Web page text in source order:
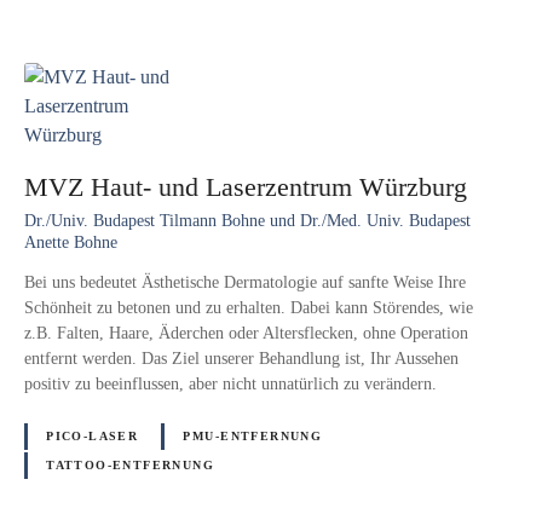
MVZ Haut- und Laserzentrum Würzburg
Dr./Univ. Budapest Tilmann Bohne und Dr./Med. Univ. Budapest
Anette Bohne
Bei uns bedeutet Ästhetische Dermatologie auf sanfte Weise Ihre
Schönheit zu betonen und zu erhalten. Dabei kann Störendes, wie
z.B. Falten, Haare, Äderchen oder Altersflecken, ohne Operation
entfernt werden. Das Ziel unserer Behandlung ist, Ihr Aussehen
positiv zu beeinflussen, aber nicht unnatürlich zu verändern.
PICO-LASER PMU-ENTFERNUNG
TATTOO-ENTFERNUNG